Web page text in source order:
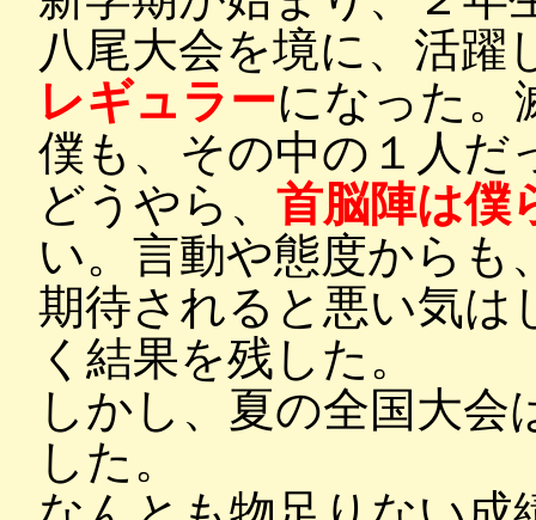
八尾大会を境に、活躍
レギュラーになった。
僕も、その中の１人だ
どうやら、 首脳陣は僕
い。言動や態度からも
期待されると悪い気は
く結果を残した。
しかし、夏の全国大会
した。